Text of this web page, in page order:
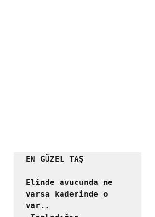
EN GÜZEL TAŞ
Elinde avucunda ne
varsa kaderinde o
var..